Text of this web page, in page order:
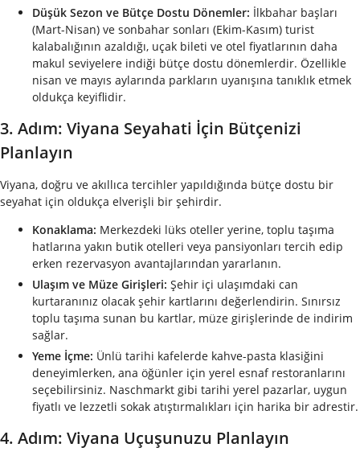
Düşük Sezon ve Bütçe Dostu Dönemler: İlkbahar başları
(Mart-Nisan) ve sonbahar sonları (Ekim-Kasım) turist
kalabalığının azaldığı, uçak bileti ve otel fiyatlarının daha
makul seviyelere indiği bütçe dostu dönemlerdir. Özellikle
nisan ve mayıs aylarında parkların uyanışına tanıklık etmek
oldukça keyiflidir.
3. Adım: Viyana Seyahati İçin Bütçenizi
Planlayın
Viyana, doğru ve akıllıca tercihler yapıldığında bütçe dostu bir
seyahat için oldukça elverişli bir şehirdir.
Konaklama: Merkezdeki lüks oteller yerine, toplu taşıma
hatlarına yakın butik otelleri veya pansiyonları tercih edip
erken rezervasyon avantajlarından yararlanın.
Ulaşım ve Müze Girişleri: Şehir içi ulaşımdaki can
kurtaranınız olacak şehir kartlarını değerlendirin. Sınırsız
toplu taşıma sunan bu kartlar, müze girişlerinde de indirim
sağlar.
Yeme İçme: Ünlü tarihi kafelerde kahve-pasta klasiğini
deneyimlerken, ana öğünler için yerel esnaf restoranlarını
seçebilirsiniz. Naschmarkt gibi tarihi yerel pazarlar, uygun
fiyatlı ve lezzetli sokak atıştırmalıkları için harika bir adrestir.
4. Adım: Viyana Uçuşunuzu Planlayın